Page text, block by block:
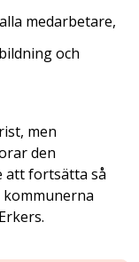
medarbetare,
och
men
den
att fortsätta så
kommunerna